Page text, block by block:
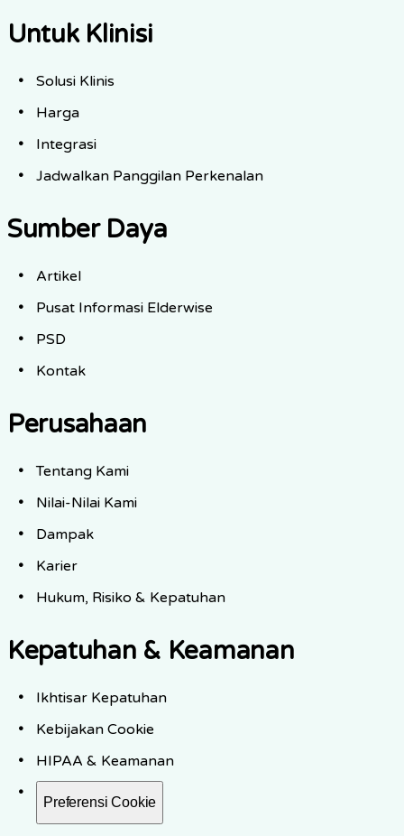
Untuk Klinisi
Solusi Klinis
Harga
Integrasi
Jadwalkan Panggilan Perkenalan
Sumber Daya
Artikel
Pusat Informasi Elderwise
PSD
Kontak
Perusahaan
Tentang Kami
Nilai-Nilai Kami
Dampak
Karier
Hukum, Risiko & Kepatuhan
Kepatuhan & Keamanan
Ikhtisar Kepatuhan
Kebijakan Cookie
HIPAA & Keamanan
Preferensi Cookie